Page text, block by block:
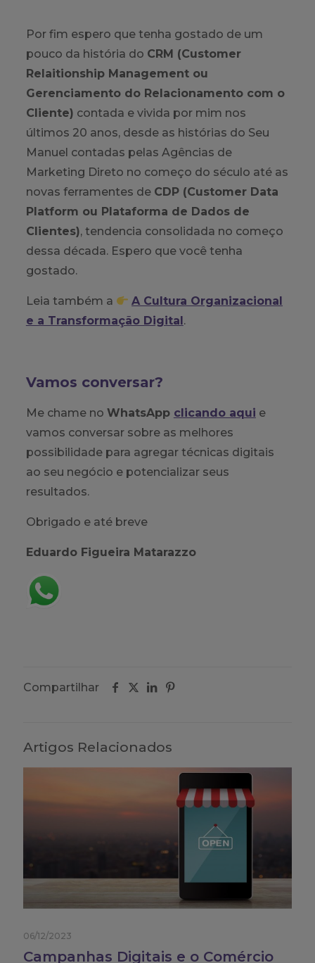
Por fim espero que tenha gostado de um
pouco da história do CRM (Customer
Relaitionship Management ou
Gerenciamento do Relacionamento com o
Cliente) contada e vivida por mim nos
últimos 20 anos, desde as histórias do Seu
Manuel contadas pelas Agências de
Marketing Direto no começo do século até as
novas ferramentes de CDP (Customer Data
Platform ou Plataforma de Dados de
Clientes), tendencia consolidada no começo
dessa década. Espero que você tenha
gostado.
Leia também a
A Cultura Organizacional
e a Transformação Digital .
Vamos conversar?
Me chame no WhatsApp clicando aqui e
vamos conversar sobre as melhores
possibilidade para agregar técnicas digitais
ao seu negócio e potencializar seus
resultados.
Obrigado e até breve
Eduardo Figueira Matarazzo
Compartilhar
Artigos Relacionados
06/12/2023
Campanhas Digitais e o Comércio